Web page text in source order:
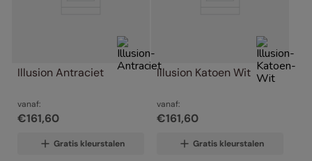
Illusion Antraciet
vanaf:
€161,60
Gratis kleurstalen
Illusion Katoen Wit
vanaf:
€161,60
Gratis kleurstalen